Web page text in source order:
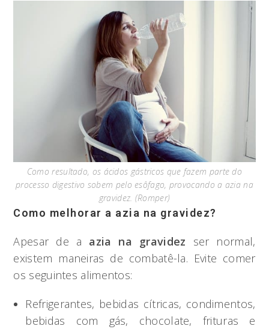
Como resultado, os ácidos gástricos que fazem parte do
processo digestivo sobem pelo esôfago, provocando a azia na
gravidez. (Romper)
Como melhorar a azia na gravidez?
Apesar de a azia na gravidez ser normal,
existem maneiras de combatê-la. Evite comer
os seguintes alimentos:
Refrigerantes, bebidas cítricas, condimentos,
bebidas com gás, chocolate, frituras e